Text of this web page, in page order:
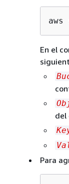
En el
del
Para